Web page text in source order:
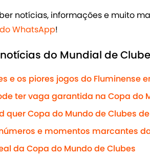
notícias, informações e muito
WhatsApp!
do Mundial de
e os piores jogos do Fluminense
ter vaga garantida na Copa do
quer Copa do Mundo de Clubes
e momentos marcantes
da Copa do Mundo de Clubes